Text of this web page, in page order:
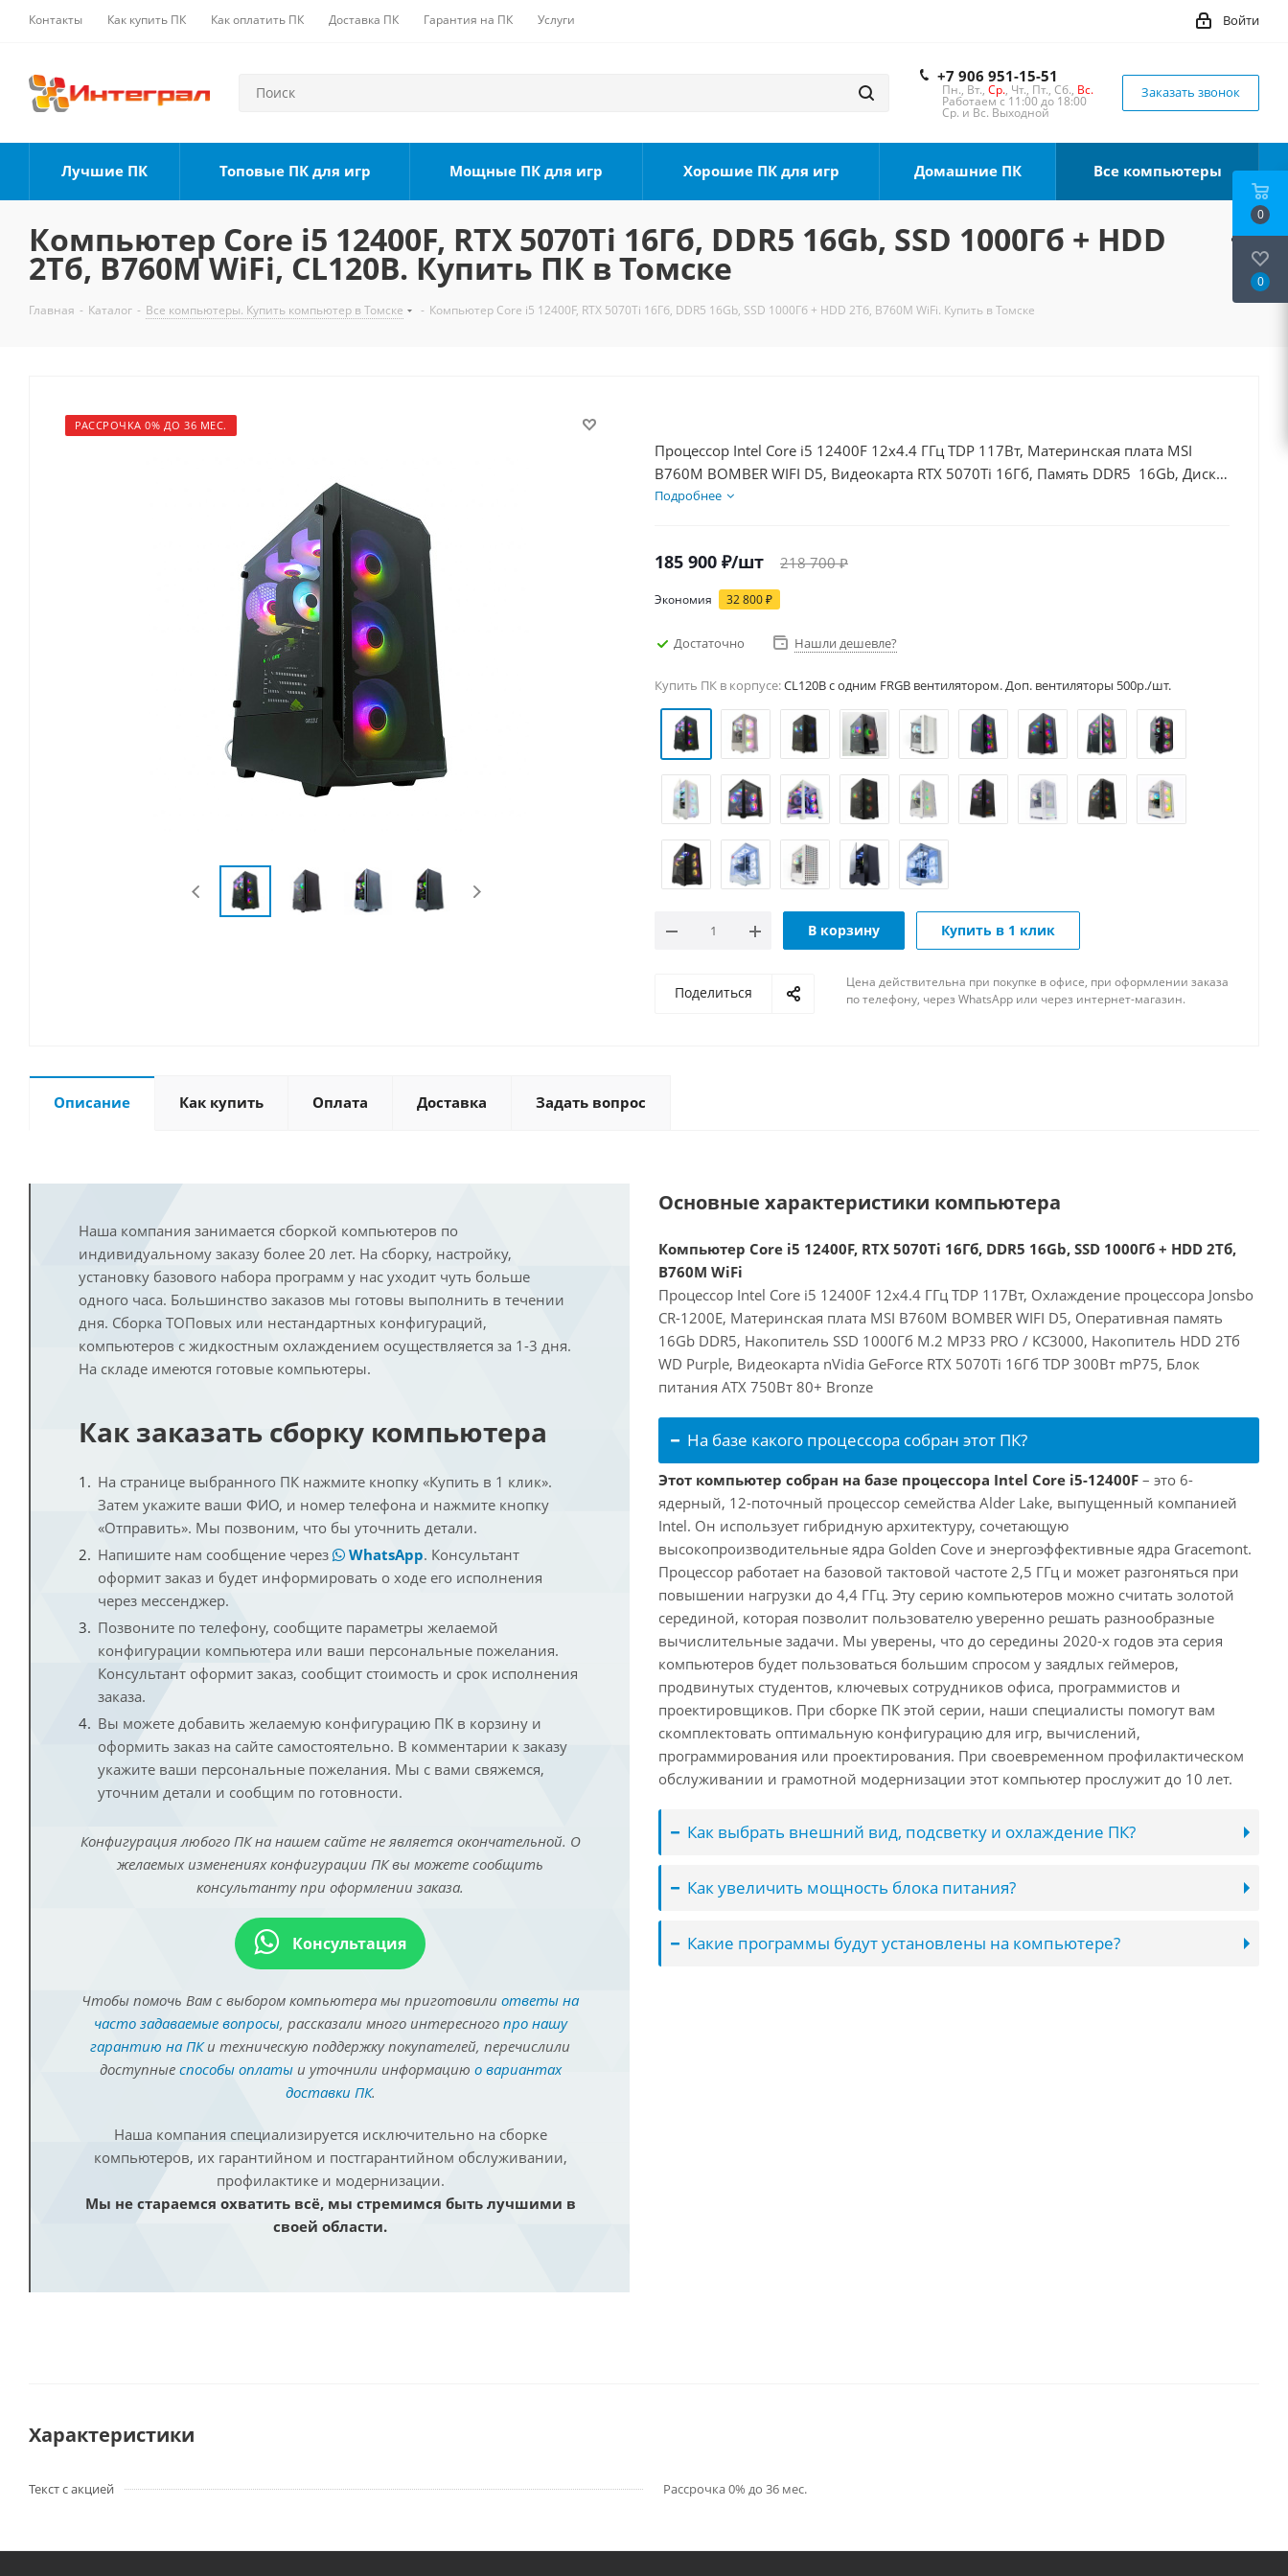
Контакты Как купить ПК Как оплатить ПК Доставка ПК Гарантия на ПК Услуги Войти
+7 906 951-15-51
Пн., Вт., Ср., Чт., Пт., Сб., Вс.
Работаем с 11:00 до 18:00
Ср. и Вс. Выходной
Заказать звонок
Лучшие ПК Топовые ПК для игр Мощные ПК для игр Хорошие ПК для игр Домашние ПК Все компьютеры
Компьютер Core i5 12400F, RTX 5070Ti 16Гб, DDR5 16Gb, SSD 1000Гб + HDD
2Тб, B760M WiFi, CL120B. Купить ПК в Томске
Главная - Каталог - Все компьютеры. Купить компьютер в Томске - Компьютер Core i5 12400F, RTX 5070Ti 16Гб, DDR5 16Gb, SSD 1000Гб + HDD 2Тб, B760M WiFi. Купить в Томске
РАССРОЧКА 0% ДО 36 МЕС.
Процессор Intel Core i5 12400F 12x4.4 ГГц TDP 117Вт, Материнская плата MSI
B760M BOMBER WIFI D5, Видеокарта RTX 5070Ti 16Гб, Память DDR5 16Gb, Диски
SSD 1000Гб + HDD 2Тб, БП 750Вт
Подробнее
185 900 ₽/шт 218 700₽
Экономия 32 800₽
Достаточно Нашли дешевле?
Купить ПК в корпусе:CL120B c одним FRGB вентилятором. Доп. вентиляторы 500р./шт.
В корзину Купить в 1 клик
Поделиться
Цена действительна при покупке в офисе, при оформлении заказа
по телефону, через WhatsApp или через интернет-магазин.
Описание Как купить Оплата Доставка Задать вопрос
Наша компания занимается сборкой компьютеров по
индивидуальному заказу более 20 лет. На сборку, настройку,
установку базового набора программ у нас уходит чуть больше
одного часа. Большинство заказов мы готовы выполнить в течении
дня. Сборка ТОПовых или нестандартных конфигураций,
компьютеров с жидкостным охлаждением осуществляется за 1-3 дня.
На складе имеются готовые компьютеры.
Как заказать сборку компьютера
На странице выбранного ПК нажмите кнопку «Купить в 1 клик».
Затем укажите ваши ФИО, и номер телефона и нажмите кнопку
«Отправить». Мы позвоним, что бы уточнить детали.
Напишите нам сообщение через
WhatsApp. Консультант
оформит заказ и будет информировать о ходе его исполнения
через мессенджер.
Позвоните по телефону, сообщите параметры желаемой
конфигурации компьютера или ваши персональные пожелания.
Консультант оформит заказ, сообщит стоимость и срок исполнения
заказа.
Вы можете добавить желаемую конфигурацию ПК в корзину и
оформить заказ на сайте самостоятельно. В комментарии к заказу
укажите ваши персональные пожелания. Мы с вами свяжемся,
уточним детали и сообщим по готовности.
Конфигурация любого ПК на нашем сайте не является окончательной. О
желаемых изменениях конфигурации ПК вы можете сообщить
консультанту при оформлении заказа.
Консультация
Чтобы помочь Вам с выбором компьютера мы приготовили ответы на
часто задаваемые вопросы, рассказали много интересного про нашу
гарантию на ПКи техническую поддержку покупателей, перечислили
доступные способы оплатыи уточнили информацию о вариантах
доставки ПК.
Наша компания специализируется исключительно на сборке
компьютеров, их гарантийном и постгарантийном обслуживании,
профилактике и модернизации.
Мы не стараемся охватить всё, мы стремимся быть лучшими в
своей области.
Основные характеристики компьютера
Компьютер Core i5 12400F, RTX 5070Ti 16Гб, DDR5 16Gb, SSD 1000Гб + HDD 2Тб,
B760M WiFi
Процессор Intel Core i5 12400F 12x4.4 ГГц TDP 117Вт, Охлаждение процессора Jonsbo
CR-1200E, Материнская плата MSI B760M BOMBER WIFI D5, Оперативная память
16Gb DDR5, Накопитель SSD 1000Гб M.2 MP33 PRO / KC3000, Накопитель HDD 2Тб
WD Purple, Видеокарта nVidia GeForce RTX 5070Ti 16Гб TDP 300Вт mP75, Блок
питания ATX 750Вт 80+ Bronze
На базе какого процессора собран этот ПК?
Этот компьютер собран на базе процессора Intel Core i5-12400F – это 6-
ядерный, 12-поточный процессор семейства Alder Lake, выпущенный компанией
Intel. Он использует гибридную архитектуру, сочетающую
высокопроизводительные ядра Golden Cove и энергоэффективные ядра Gracemont.
Процессор работает на базовой тактовой частоте 2,5 ГГц и может разгоняться при
повышении нагрузки до 4,4 ГГц. Эту серию компьютеров можно считать золотой
серединой, которая позволит пользователю уверенно решать разнообразные
вычислительные задачи. Мы уверены, что до середины 2020-х годов эта серия
компьютеров будет пользоваться большим спросом у заядлых геймеров,
продвинутых студентов, ключевых сотрудников офиса, программистов и
проектировщиков. При сборке ПК этой серии, наши специалисты помогут вам
скомплектовать оптимальную конфигурацию для игр, вычислений,
программирования или проектирования. При своевременном профилактическом
обслуживании и грамотной модернизации этот компьютер прослужит до 10 лет.
Как выбрать внешний вид, подсветку и охлаждение ПК?
Как увеличить мощность блока питания?
Какие программы будут установлены на компьютере?
Характеристики
Текст с акцией Рассрочка 0% до 36 мес.
0
0